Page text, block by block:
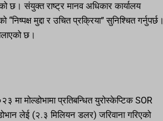
छ। संयुक्त राष्ट्र मानव अधिकार कार्यालय
मुद्दा र उचित प्रक्रिया” सुनिश्चित गर्नुपर्छ।
छ।
मोल्डोभामा प्रतिबन्धित युरोस्केप्टिक SOR
लेई (२.३ मिलियन डलर) जरिवाना गरिएको